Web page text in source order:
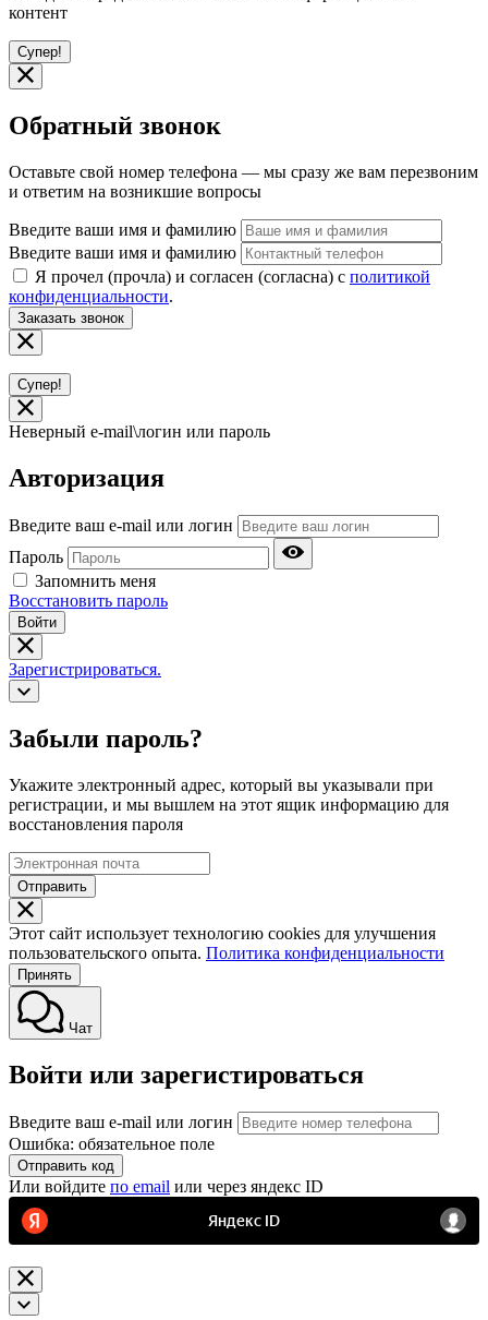
контент
Супер!
Обратный звонок
Оставьте свой номер телефона — мы сразу же вам перезвоним
и ответим на возникшие вопросы
Введите ваши имя и фамилию
Введите ваши имя и фамилию
Я прочел (прочла) и согласен (согласна) с политикой
конфиденциальности.
Заказать звонок
Супер!
Неверный e-mail\логин или пароль
Авторизация
Введите ваш e-mail или логин
Пароль
Запомнить меня
Восстановить пароль
Войти
Зарегистрироваться.
Забыли пароль?
Укажите электронный адрес, который вы указывали при
регистрации, и мы вышлем на этот ящик информацию для
восстановления пароля
Отправить
Этот сайт использует технологию cookies для улучшения
пользовательского опыта. Политика конфиденциальности
Принять
Чат
Войти или зарегистироваться
Введите ваш e-mail или логин
Ошибка: обязательное поле
Отправить код
Или войдите по email или через яндекс ID